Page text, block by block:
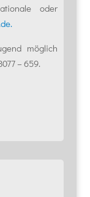
oder
möglich
– 659.